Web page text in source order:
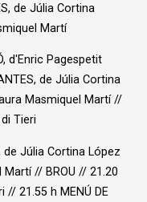
de Júlia Cortina
Martí
d'Enric Pagespetit
de Júlia Cortina
Masmiquel Martí //
Tieri
de Júlia Cortina López
Martí // BROU // 21.20
// 21.55 h MENÚ DE